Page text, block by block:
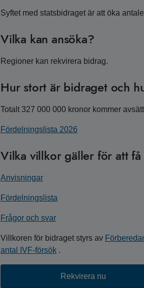
Syftet med statsbidraget är att öka
Vilka kan ansöka?
Regioner kan rekvirera bidrag.
Hur stort är bidraget och
Totalt 327 000 000 kronor kommer
Fördelningslista 2026
Vilka villkor gäller för att
Anvisningar
Fördelningslista
Frågor och svar
Villkoren för bidraget styrs av
antal IVF-försök .
Rekvirera nu